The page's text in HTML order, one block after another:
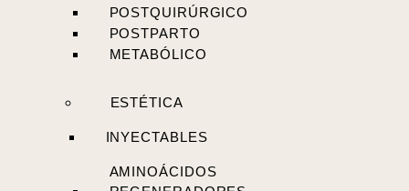
POSTQUIRÚRGICO
POSTPARTO
METABÓLICO
ESTÉTICA
INYECTABLES
AMINOÁCIDOS